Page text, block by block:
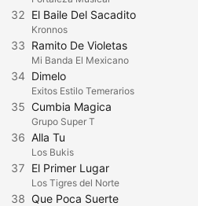
32 El Baile Del Sacadito
Kronnos
33 Ramito De Violetas
Mi Banda El Mexicano
34 Dimelo
Exitos Estilo Temerarios
35 Cumbia Magica
Grupo Super T
36 Alla Tu
Los Bukis
37 El Primer Lugar
Los Tigres del Norte
38 Que Poca Suerte